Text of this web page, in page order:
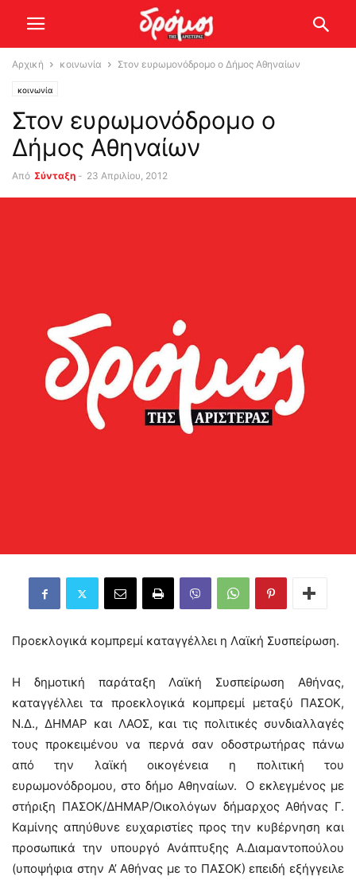
Αρχική κοινωνία Στον ευρωμονόδρομο ο Δήμος Αθηναίων
κοινωνία
Στον ευρωμονόδρομο ο
Δήμος Αθηναίων
Από Σύνταξη - 23 Απριλίου, 2012
Προεκλογικά κομπρεμί καταγγέλλει η Λαϊκή Συσπείρωση.
Η δημοτική παράταξη Λαϊκή Συσπείρωση Αθήνας,
καταγγέλλει τα προεκλογικά κομπρεμί μεταξύ ΠΑΣΟΚ,
Ν.Δ., ΔΗΜΑΡ και ΛΑΟΣ, και τις πολιτικές συνδιαλλαγές
τους προκειμένου να περνά σαν οδοστρωτήρας πάνω
από την λαϊκή οικογένεια η πολιτική του
ευρωμονόδρομου, στο δήμο Αθηναίων. Ο εκλεγμένος με
στήριξη ΠΑΣΟΚ/ΔΗΜΑΡ/Οικολόγων δήμαρχος Αθήνας Γ.
Καμίνης απηύθυνε ευχαριστίες προς την κυβέρνηση και
προσωπικά την υπουργό Ανάπτυξης Α.Διαμαντοπούλου
(υποψήφια στην Α’ Αθήνας με το ΠΑΣΟΚ) επειδή εξήγγειλε